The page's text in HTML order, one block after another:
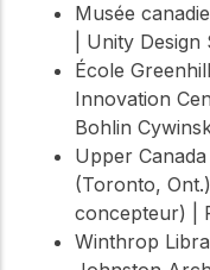
Musée
| Unity Design
École
Innovation
Bohlin
Upper
(Toronto,
concepteur) |
Winthrop